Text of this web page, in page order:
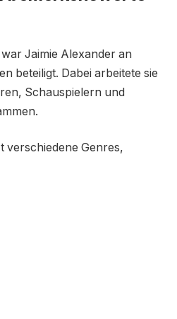
Jaimie Alexander an
beteiligt. Dabei arbeitete sie
Schauspielern und
verschiedene Genres,